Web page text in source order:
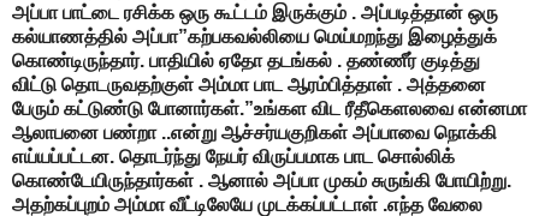
அப்பா பாட்டை ரசிக்க ஒரு கூட்டம் இருக்கும் . அப்படித்தான் ஒரு
கல்யாணத்தில் அப்பா”கற்பகவல்லியை மெய்மறந்து இழைத்துக்
கொண்டிருந்தார். பாதியில் ஏதோ தடங்கல் . தண்ணீர் குடித்து
விட்டு தொடருவதற்குள் அம்மா பாட ஆரம்பித்தாள் . அத்தனை
பேரும் கட்டுண்டு போனார்கள்.”உங்கள விட ரீதீகெளலவை என்னமா
ஆலாபனை பண்றா ..என்று ஆச்சர்யகுறிகள் அப்பாவை நொக்கி
எய்யப்பட்டன. தொடர்ந்து நேயர் விருப்பமாக பாட சொல்லிக்
கொண்டேயிருந்தார்கள் . ஆனால் அப்பா முகம் சுருங்கி போயிற்று.
அதற்கப்புறம் அம்மா வீட்டிலேயே முடக்கப்பட்டாள் .எந்த வேலை